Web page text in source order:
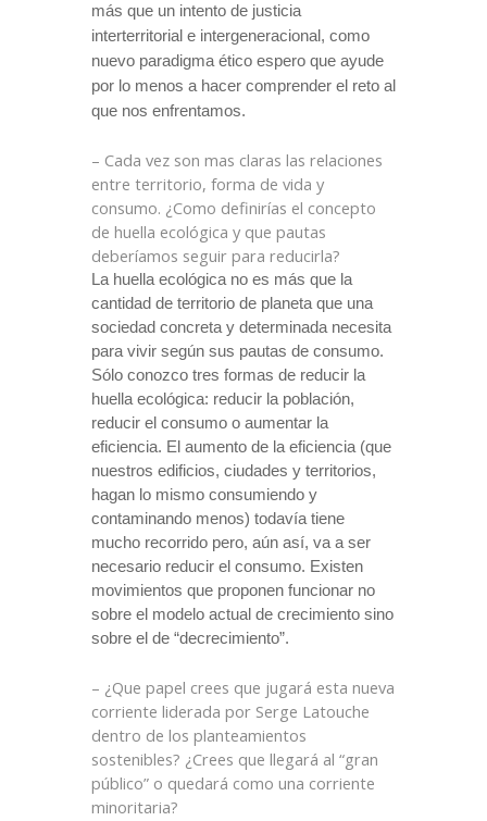
más que un intento de justicia
interterritorial e intergeneracional, como
nuevo paradigma ético espero que ayude
por lo menos a hacer comprender el reto al
que nos enfrentamos.
– Cada vez son mas claras las relaciones
entre territorio, forma de vida y
consumo. ¿Como definirías el concepto
de huella ecológica y que pautas
deberíamos seguir para reducirla?
La huella ecológica no es más que la
cantidad de territorio de planeta que una
sociedad concreta y determinada necesita
para vivir según sus pautas de consumo.
Sólo conozco tres formas de reducir la
huella ecológica: reducir la población,
reducir el consumo o aumentar la
eficiencia. El aumento de la eficiencia (que
nuestros edificios, ciudades y territorios,
hagan lo mismo consumiendo y
contaminando menos) todavía tiene
mucho recorrido pero, aún así, va a ser
necesario reducir el consumo. Existen
movimientos que proponen funcionar no
sobre el modelo actual de crecimiento sino
sobre el de “decrecimiento”.
– ¿Que papel crees que jugará esta nueva
corriente liderada por Serge Latouche
dentro de los planteamientos
sostenibles? ¿Crees que llegará al “gran
público” o quedará como una corriente
minoritaria?